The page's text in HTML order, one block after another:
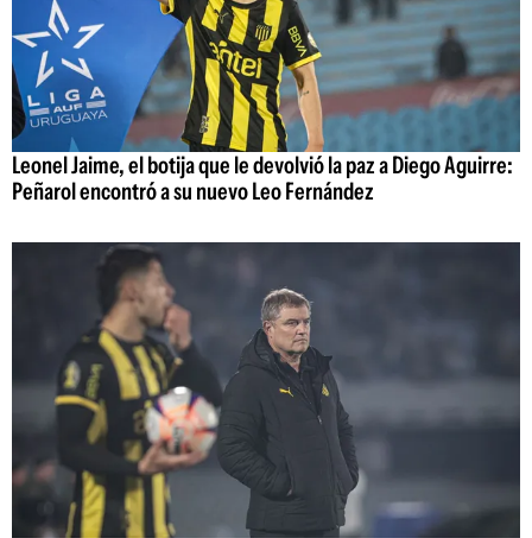
Leonel Jaime, el botija que le devolvió la paz a Diego Aguirre:
Peñarol encontró a su nuevo Leo Fernández